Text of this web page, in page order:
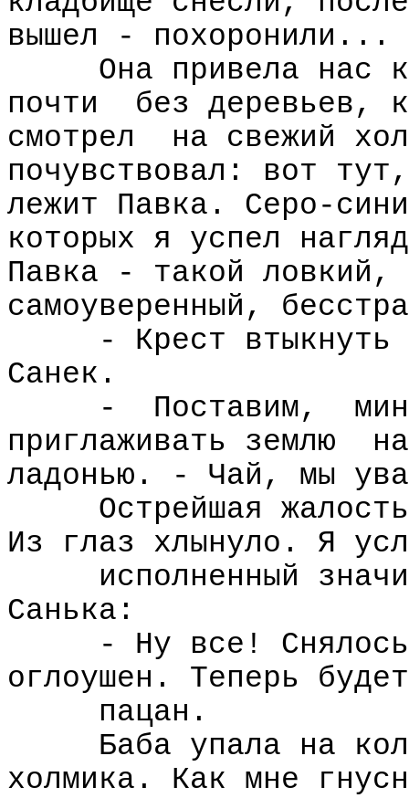
вышел - похоронили...
Она привела нас
почти
без деревьев,
смотрел
на свежий
почувствовал: вот
лежит Павка. Серо-
которых я успел
Павка - такой ловкий,
самоуверенный,
- Крест
Санек.
-
Поставим,
приглаживать землю
ладонью. - Чай, мы
Острейшая
Из глаз хлынуло. Я
исполненный
Санька:
- Ну все!
оглоушен. Теперь
пацан.
Баба упала на
холмика. Как мне